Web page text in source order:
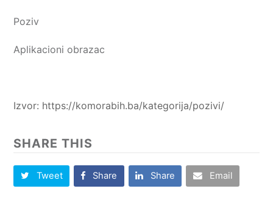
Poziv
Aplikacioni obrazac
Izvor: https://komorabih.ba/kategorija/pozivi/
SHARE THIS
Tweet Share Share Email